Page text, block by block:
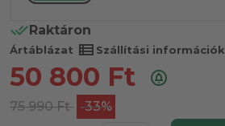
Raktáron
Ártáblázat view_list Szállítási információk
50 800 Ft
75 990 Ft -33%